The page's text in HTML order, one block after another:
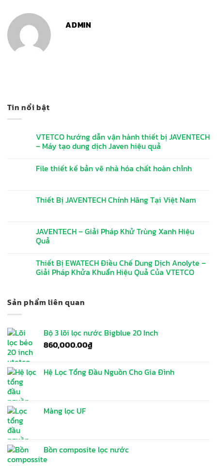
ADMIN
Tin nổi bật
VTETCO hướng dẫn vận hành thiết bị JAVENTECH
– Máy tạo dung dịch Javen hiệu quả
File thiết kế bản vẽ nhà hóa chất hoàn chỉnh
Thiết Bị JAVENTECH Chính Hãng Tại Việt Nam
JAVENTECH – Giải Pháp Khử Trùng Xanh Hiệu
Quả
Thiết Bị EWATECH Điều Chế Dung Dịch Anolyte –
Giải Pháp Khửa Khuẩn Hiệu Quả Của VTETCO
Sản phẩm liên quan
Bộ 3 lõi lọc nước Bigblue 20 Inch
860,000.00₫
Hệ Lọc Tổng Đầu Nguồn Cho Gia Đình
Màng lọc UF
Bồn composite lọc nước